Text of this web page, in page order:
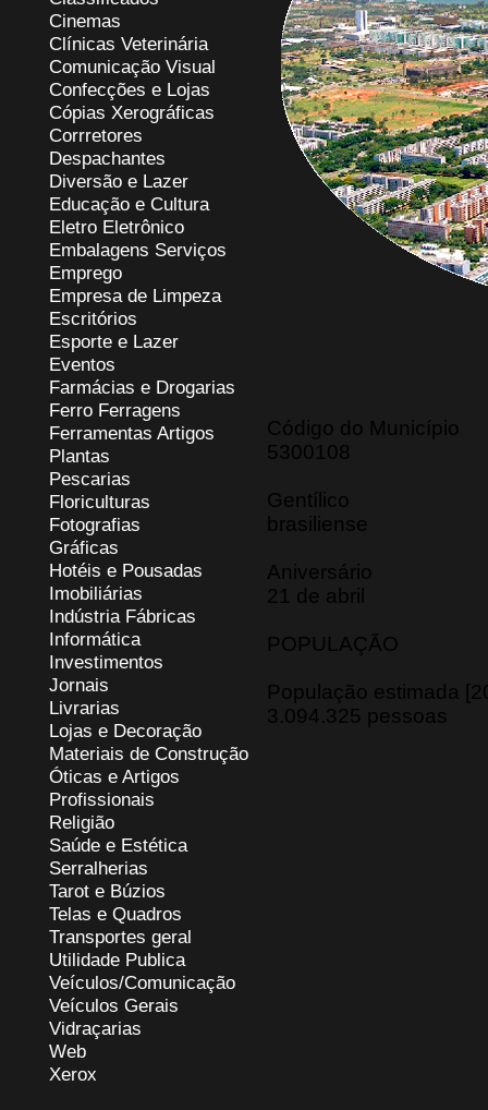
Cinemas
Clínicas Veterinária
Comunicação Visual
Confecções e Lojas
Cópias Xerográficas
Corrretores
Despachantes
Diversão e Lazer
Educação e Cultura
Eletro Eletrônico
Embalagens Serviços
Emprego
Empresa de Limpeza
Escritórios
Esporte e Lazer
Eventos
Farmácias e Drogarias
Ferro Ferragens
Ferramentas Artigos
Plantas
Pescarias
Floriculturas
Fotografias
Gráficas
Hotéis e Pousadas
Imobiliárias
Indústria Fábricas
Informática
Investimentos
Jornais
Livrarias
Lojas e Decoração
Materiais de Construção
Óticas e Artigos
Profissionais
Religião
Saúde e Estética
Serralherias
Tarot e Búzios
Telas e Quadros
Transportes geral
Utilidade Publica
Veículos/Comunicação
Veículos Gerais
Vidraçarias
Web
Xerox
Código do Município
5300108
Gentílico
brasiliense
Aniversário
21 de abril
POPULAÇÃO
População estimada
3.094.325 pessoas